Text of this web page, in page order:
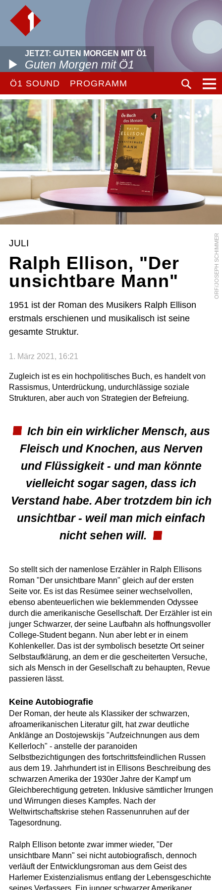
JETZT: GUTEN MORGEN MIT Ö1
Guten Morgen mit Ö1
Ö1 SOUND PROGRAMM
ORF/JOSEPH SCHIMMER
JULI
Ralph Ellison, "Der
unsichtbare Mann"
1951 ist der Roman des Musikers Ralph Ellison
erstmals erschienen und musikalisch ist seine
gesamte Struktur.
1. März 2021, 16:21
Zugleich ist es ein hochpolitisches Buch, es handelt von
Rassismus, Unterdrückung, undurchlässige soziale
Strukturen, aber auch von Strategien der Befreiung.
Ich bin ein wirklicher Mensch, aus
Fleisch und Knochen, aus Nerven
und Flüssigkeit - und man könnte
vielleicht sogar sagen, dass ich
Verstand habe. Aber trotzdem bin ich
unsichtbar - weil man mich einfach
nicht sehen will.
So stellt sich der namenlose Erzähler in Ralph Ellisons
Roman "Der unsichtbare Mann" gleich auf der ersten
Seite vor. Es ist das Resümee seiner wechselvollen,
ebenso abenteuerlichen wie beklemmenden Odyssee
durch die amerikanische Gesellschaft. Der Erzähler ist ein
junger Schwarzer, der seine Laufbahn als hoffnungsvoller
College-Student begann. Nun aber lebt er in einem
Kohlenkeller. Das ist der symbolisch besetzte Ort seiner
Selbstaufklärung, an dem er die gescheiterten Versuche,
sich als Mensch in der Gesellschaft zu behaupten, Revue
passieren lässt.
Keine Autobiografie
Der Roman, der heute als Klassiker der schwarzen,
afroamerikanischen Literatur gilt, hat zwar deutliche
Anklänge an Dostojewskijs "Aufzeichnungen aus dem
Kellerloch" - anstelle der paranoiden
Selbstbezichtigungen des fortschrittsfeindlichen Russen
aus dem 19. Jahrhundert ist in Ellisons Beschreibung des
schwarzen Amerika der 1930er Jahre der Kampf um
Gleichberechtigung getreten. Inklusive sämtlicher Irrungen
und Wirrungen dieses Kampfes. Nach der
Weltwirtschaftskrise stehen Rassenunruhen auf der
Tagesordnung.
Ralph Ellison betonte zwar immer wieder, "Der
unsichtbare Mann" sei nicht autobiografisch, dennoch
verläuft der Entwicklungsroman aus dem Geist des
Harlemer Existenzialismus entlang der Lebensgeschichte
seines Verfassers. Ein junger schwarzer Amerikaner